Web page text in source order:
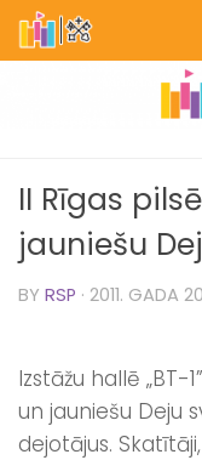
Skip to content
II Rīgas
jauniešu
BY RSP · 2011. GADA
Izstāžu hallē „BT-
un jauniešu Deju
dejotājus.